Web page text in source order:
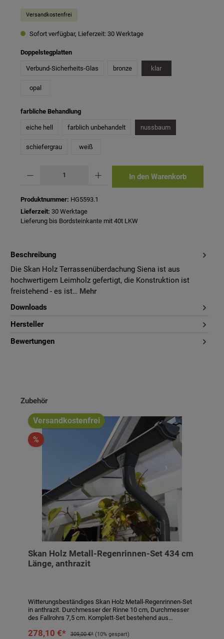
Versandkostenfrei
Sofort verfügbar, Lieferzeit: 30 Werktage
Doppelstegplattenauswählen
Verbund-Sicherheits-Glas bronze klar
opal
farbliche Behandlungauswählen
eiche hell farblich unbehandelt nussbaum
schiefergrau weiß
In den Warenkorb
Produktnummer: HG5593.1
Lieferzeit: 30 Werktage
Lieferung bis Bordsteinkante mit 40t LKW
Beschreibung
Die Skan Holz Terrassenüberdachung Siena ist aus
hochwertigem Leimholz gefertigt, die Konstruktion ist
freistehend - es ist… Mehr
Downloads
Hersteller
Bewertungen
Produktgalerie überspringen
Zubehör
Versandkostenfrei
%
Skan Holz Metall-Regenrinnen-Set 434 cm
Länge, anthrazit
Witterungsbeständiges Skan Holz Metall-Regenrinnen-Set
in anthrazit. Durchmesser der Rinne 10 cm, Durchmesser
des Fallrohrs 7,5 cm. Komplett-Set bestehend aus
Verbindungselementen, Rohrschellen, Regenrinnenhaltern,
278,10 €* 309,00 €* (10% gespart)